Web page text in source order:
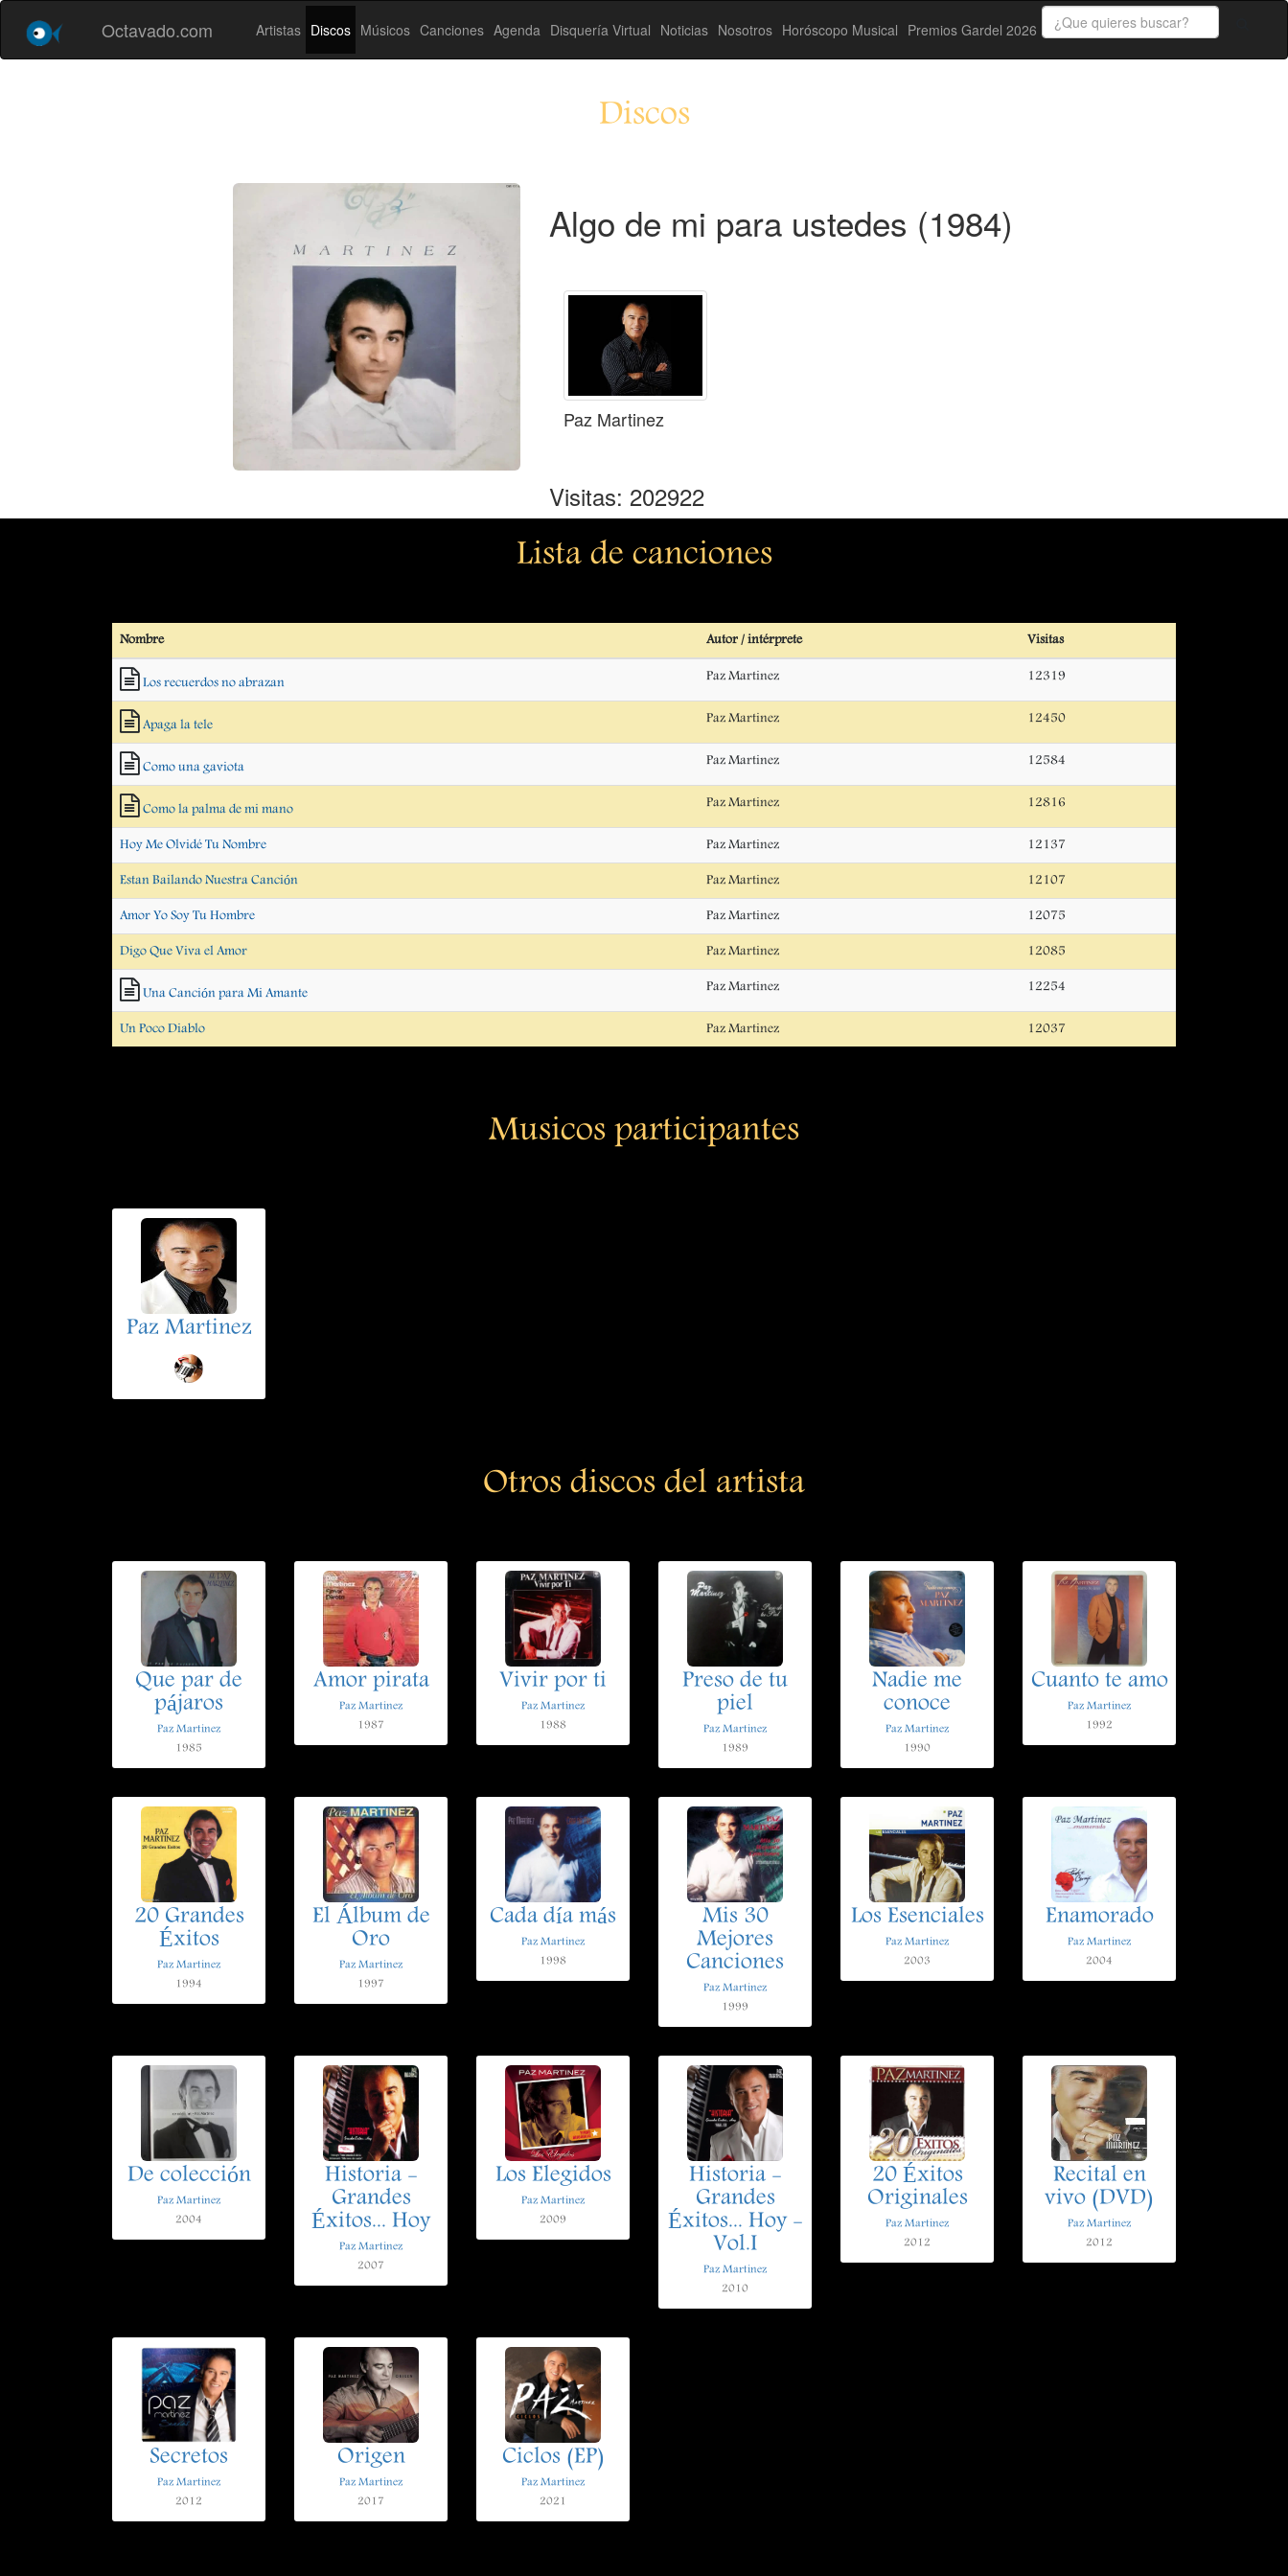
Octavado.com Artistas Discos Músicos Canciones Agenda Disquería Virtual Noticias Nosotros Horóscopo Musical Premios Gardel 2026
Discos
Algo de mi para ustedes (1984)
Paz Martinez
Visitas: 202922
Lista de canciones
Nombre Autor / intérprete Visitas
Los recuerdos no abrazan Paz Martinez 12319
Apaga la tele Paz Martinez 12450
Como una gaviota Paz Martinez 12584
Como la palma de mi mano Paz Martinez 12816
Hoy Me Olvidé Tu Nombre Paz Martinez 12137
Estan Bailando Nuestra Canción Paz Martinez 12107
Amor Yo Soy Tu Hombre Paz Martinez 12075
Digo Que Viva el Amor Paz Martinez 12085
Una Canción para Mi Amante Paz Martinez 12254
Un Poco Diablo Paz Martinez 12037
Musicos participantes
Paz Martinez
Otros discos del artista
Que par de
pájaros
Paz Martinez
1985
Amor pirata
Paz Martinez
1987
Vivir por ti
Paz Martinez
1988
Preso de tu
piel
Paz Martinez
1989
Nadie me
conoce
Paz Martinez
1990
Cuanto te amo
Paz Martinez
1992
20 Grandes
Éxitos
Paz Martinez
1994
El Álbum de
Oro
Paz Martinez
1997
Cada día más
Paz Martinez
1998
Mis 30
Mejores
Canciones
Paz Martinez
1999
Los Esenciales
Paz Martinez
2003
Enamorado
Paz Martinez
2004
De colección
Paz Martinez
2004
Historia -
Grandes
Éxitos... Hoy
Paz Martinez
2007
Los Elegidos
Paz Martinez
2009
Historia -
Grandes
Éxitos... Hoy -
Vol.I
Paz Martinez
2010
20 Éxitos
Originales
Paz Martinez
2012
Recital en
vivo (DVD)
Paz Martinez
2012
Secretos
Paz Martinez
2012
Origen
Paz Martinez
2017
Ciclos (EP)
Paz Martinez
2021